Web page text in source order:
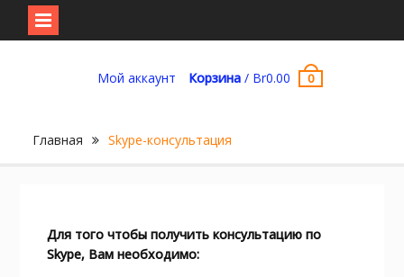
Мой аккаунт Корзина / Br0.00 0
Главная Skype-консультация
Для того чтобы получить консультацию по
Skype, Вам необходимо: